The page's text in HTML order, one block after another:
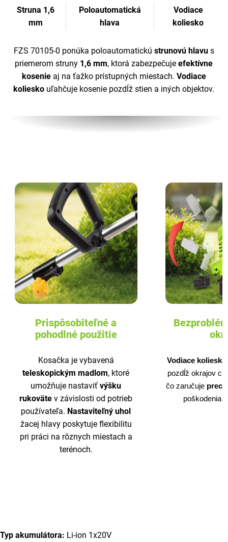
Struna 1,6
mm
Poloautomatická
hlava
Vodiace
koliesko
FZS 70105-0 ponúka poloautomatickú strunovú hlavus
priemerom struny 1,6 mm, ktorá zabezpečuje efektívne
kosenieaj na ťažko prístupných miestach. Vodiace
koliesko uľahčuje kosenie pozdĺž stien a iných objektov.
Prispôsobiteľné a
pohodlné použitie
Kosačka je vybavená
teleskopickým madlom, ktoré
umožňuje nastaviťvýšku
rukoväte v závislosti od potrieb
používateľa. Nastaviteľný uhol
žacej hlavy poskytuje flexibilitu
pri práci na rôznych miestach a
terénoch.
Vodiace koliesko
pozdĺž okrajov
čo zaručuje
poškodenia
Typ akumulátora: Li-ion 1x20V